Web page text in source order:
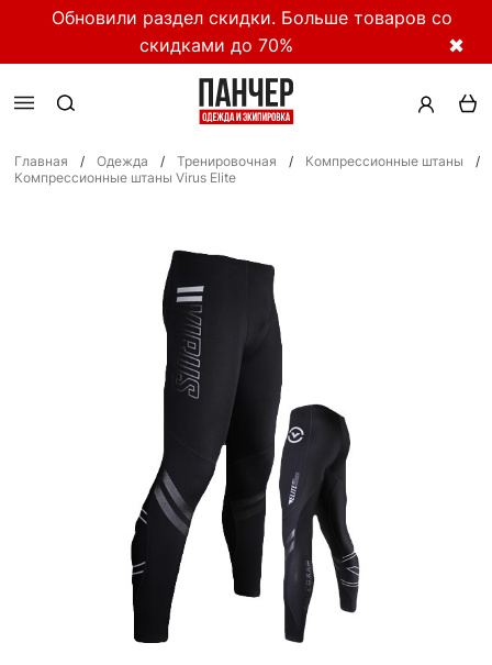
Обновили раздел скидки. Больше товаров со
скидками до 70%
✖
Главная / Одежда / Тренировочная / Компрессионные штаны
/
Компрессионные штаны Virus Elite